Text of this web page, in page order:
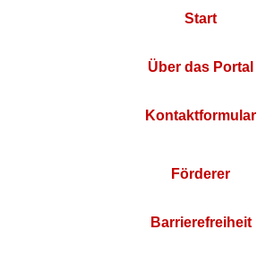
Start
Über das Portal
Kontaktformular
Förderer
Barrierefreiheit